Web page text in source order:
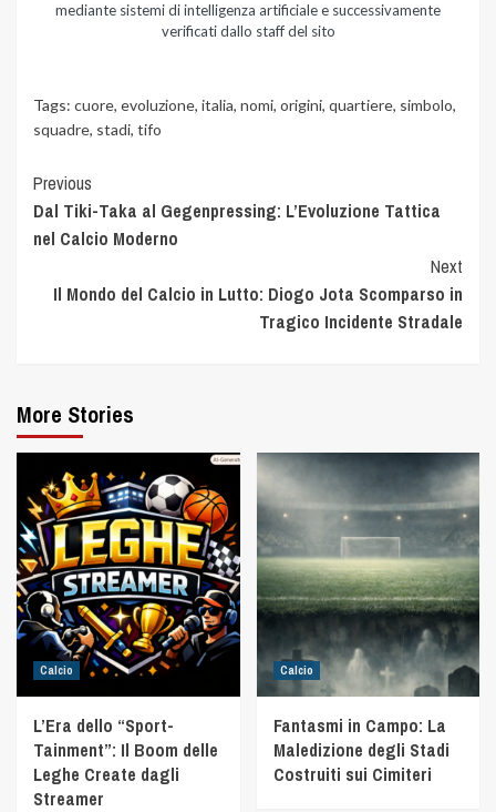
mediante sistemi di intelligenza artificiale e successivamente
verificati dallo staff del sito
Tags: cuore, evoluzione, italia, nomi, origini, quartiere, simbolo,
squadre, stadi, tifo
Previous
Dal Tiki-Taka al Gegenpressing: L’Evoluzione Tattica
nel Calcio Moderno
Next
Il Mondo del Calcio in Lutto: Diogo Jota Scomparso in
Tragico Incidente Stradale
More Stories
Calcio
L’Era dello “Sport-
Tainment”: Il Boom delle
Leghe Create dagli
Streamer
Calcio
Fantasmi in Campo: La
Maledizione degli Stadi
Costruiti sui Cimiteri